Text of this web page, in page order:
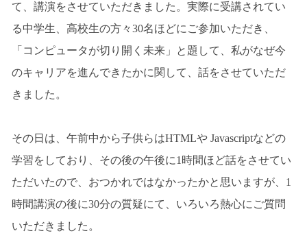
て、講演をさせていただきました。実際に受講されてい
る中学生、高校生の方々30名ほどにご参加いただき、
「コンピュータが切り開く未来」と題して、私がなぜ今
のキャリアを進んできたかに関して、話をさせていただ
きました。
その日は、午前中から子供らはHTMLや Javascriptなどの
学習をしており、その後の午後に1時間ほど話をさせてい
ただいたので、おつかれではなかったかと思いますが、1
時間講演の後に30分の質疑にて、いろいろ熱心にご質問
いただきました。